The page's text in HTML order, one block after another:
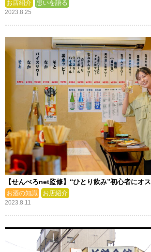
お店紹介 想いを語る
2023.8.25
【せんべろnet監修】“ひとり飲み”初心者にオ
お酒の知識 お店紹介
2023.8.11